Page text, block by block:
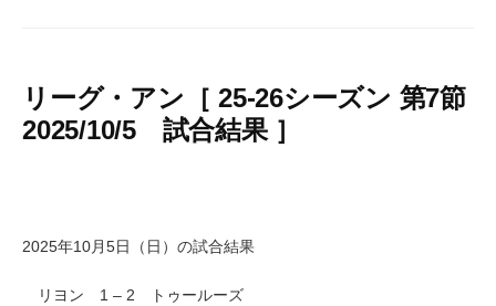
リーグ・アン［ 25-26シーズン 第7節
2025/10/5 試合結果 ］
2025年10月5日（日）の試合結果
リヨン 1 – 2 トゥールーズ